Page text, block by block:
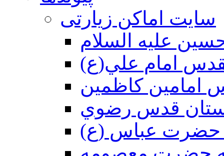
سایت اماکن زیارتی
عليه السلام
امام علي(ع)
امامين كاظمين
قدس رضوي
حضرت عباس (ع)